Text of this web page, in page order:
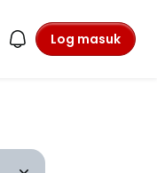
Log masuk